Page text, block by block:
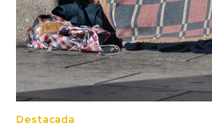
Destacada